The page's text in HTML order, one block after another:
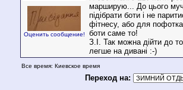
Оценить сообщение!
марширую... До цього
підібрати боти і не
фітнесу, або для
боти саме то!
З.І. Так можна дійти до
легше на дивані :-)
Все время: Киевское время
Переход на: